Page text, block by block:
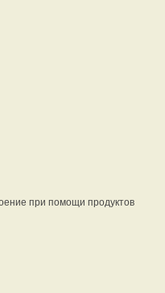
при помощи продуктов